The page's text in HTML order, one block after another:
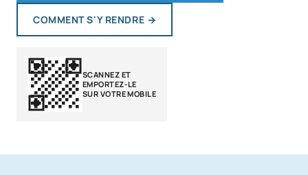
COMMENT S'Y RENDRE →
SCANNEZ ET
EMPORTEZ-LE
SUR VOTRE MOBILE